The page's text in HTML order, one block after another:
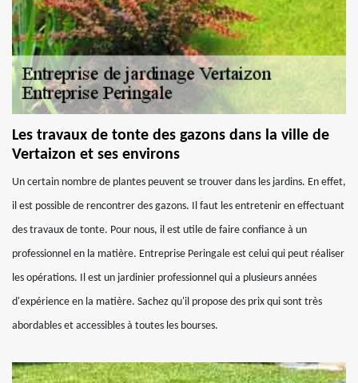
Les travaux de tonte des gazons dans la ville de
Vertaizon et ses environs
Un certain nombre de plantes peuvent se trouver dans les jardins. En effet,
il est possible de rencontrer des gazons. Il faut les entretenir en effectuant
des travaux de tonte. Pour nous, il est utile de faire confiance à un
professionnel en la matière. Entreprise Peringale est celui qui peut réaliser
les opérations. Il est un jardinier professionnel qui a plusieurs années
d'expérience en la matière. Sachez qu'il propose des prix qui sont très
abordables et accessibles à toutes les bourses.